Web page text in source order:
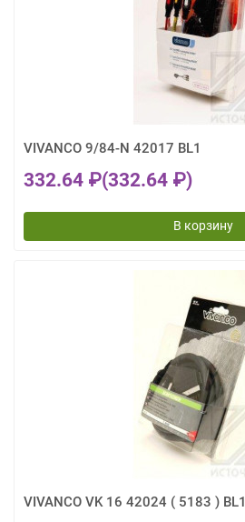
VIVANCO 9/84-N 42017 BL1
332.64 ₽(332.64 ₽)
В корзину
VIVANCO VK 16 42024 ( 5183 ) BL1